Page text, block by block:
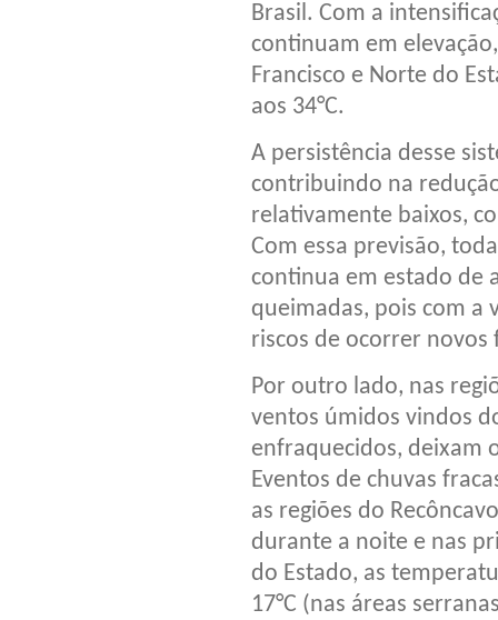
Brasil. Com a
continuam em
Francisco e Norte do
aos 34°C.
A persistência desse
contribuindo na
relativamente baixos,
Com essa previsão,
continua em estado de
queimadas, pois com a
riscos de ocorrer novos
Por outro lado, nas
ventos úmidos vindos
enfraquecidos, deixam
Eventos de chuvas
as regiões do
durante a noite e nas
do Estado, as
17°C (nas áreas